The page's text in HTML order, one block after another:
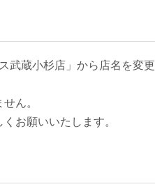
武蔵小杉店」から店名を変更
ん。
お願いいたします。